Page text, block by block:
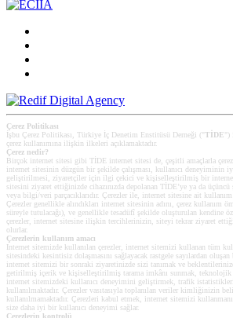
Çerez Politikası
İşbu Çerez Politikası, Türkiye İç Denetim Enstitüsü Derneği (" TİDE
çerez kullanımına ilişkin ilkeleri açıklamaktadır.
Çerez nedir?
Birçok internet sitesi gibi TİDE internet sitesi de, çeşitli amaçlarla
internet sitesinin düzgün bir şekilde çalışması, kullanıcı deneyiminin
geliştirilmesi, ziyaretçiler için ilgi çekici ve kişiselleştirilmiş bir
sitesini ziyaret ettiğinizde cihazınızda depolanan TİDE’ye ya da üçüncü
veya bilgi/veri parçacıklarıdır. Çerezler ile, internet sitesine ait
Çerezler genellikle alındıkları internet sitesinin adını, çerez kullanım
süreyle tutulacağı), ve genellikle tesadüfî şekilde oluşturulan kendine
çerezler, internet sitesine ilişkin tercihlerinizin, siteyi tekrar ziyaret
olurlar.
Çerezlerin kullanım amacı
Internet sitemizde kullanılan çerezler, internet sitemizi kullanan tüm
sitesindeki kesintisiz dolaşmasını sağlayacak rastgele sayılardan
internet sitemizi bir sonraki ziyaretinizde sizi tanımak ve
getirilmiş içerik ve kişiselleştirilmiş tarama imkânı sunmak, teknolojik
internet sitemizdeki kullanıcı deneyimini geliştirmek, trafik
kullanılmaktadır. Çerezler vasıtasıyla toplanılan veriler kimliğinizin
kullanılmamaktadır. Çerezleri kabul etmek, internet sitemizi
size daha iyi bir kullanıcı deneyimi sağlar.
Çerezlerin kontrolü